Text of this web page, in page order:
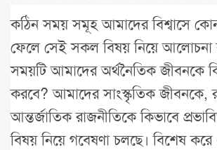
কঠিন সময় সমূহ আমাদের বিশ্বাসে
ফেলে সেই সকল বিষয় নিয়ে
সময়টি আমাদের অর্থনৈতিক জীবনকে
করবে? আমাদের সাংস্কৃতিক জীবনকে,
আন্তর্জাতিক রাজনীতিকে কিভাবে
বিষয় নিয়ে গবেষণা চলছে। বিশেষ